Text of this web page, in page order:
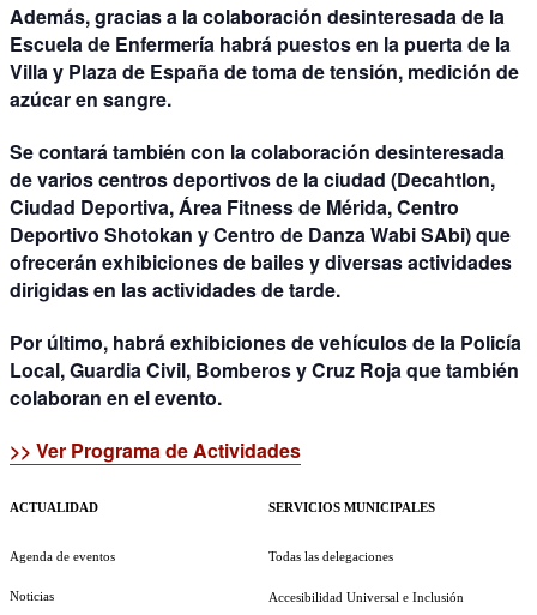
Además, gracias a la colaboración desinteresada de la
Escuela de Enfermería habrá puestos en la puerta de la
Villa y Plaza de España de toma de tensión, medición de
azúcar en sangre.
Se contará también con la colaboración desinteresada
de varios centros deportivos de la ciudad (Decahtlon,
Ciudad Deportiva, Área Fitness de Mérida, Centro
Deportivo Shotokan y Centro de Danza Wabi SAbi) que
ofrecerán exhibiciones de bailes y diversas actividades
dirigidas en las actividades de tarde.
Por último, habrá exhibiciones de vehículos de la Policía
Local, Guardia Civil, Bomberos y Cruz Roja que también
colaboran en el evento.
>> Ver Programa de Actividades
ACTUALIDAD
Agenda de eventos
Noticias
SERVICIOS MUNICIPALES
Todas las delegaciones
Accesibilidad Universal e Inclusión